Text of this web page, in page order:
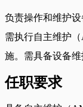
负责操作和维护
需执行自主维护
施。需具备设备维
任职要求